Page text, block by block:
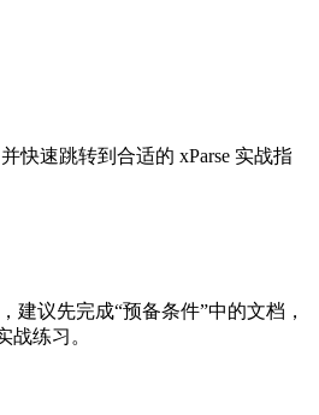
快速跳转到合适的 xParse 实战指
建议先完成“预备条件”中的文档，
战练习。